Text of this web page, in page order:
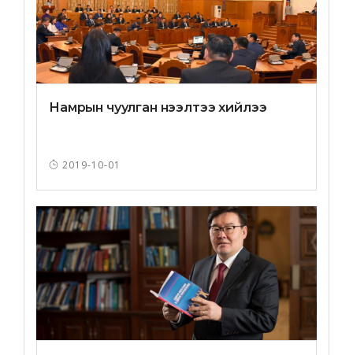
Намрын чуулган нээлтээ хийлээ
2019-10-01